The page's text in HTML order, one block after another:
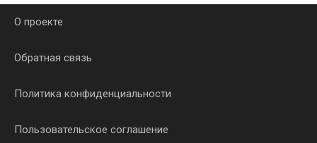
О проекте
Обратная связь
Политика конфиденциальности
Пользовательское соглашение